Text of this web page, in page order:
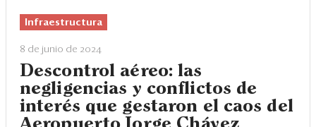
Infraestructura
8 de junio de 2024
Descontrol aéreo: las
negligencias y conflictos de
interés que gestaron el caos del